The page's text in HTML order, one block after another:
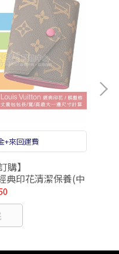
+來回運費
購】
典印花清潔保養(中